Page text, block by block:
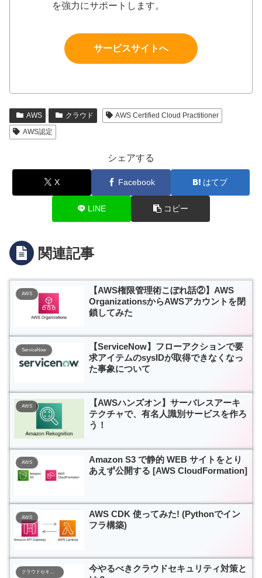
を強力にサポートします。
サービスサイトへ
AWS クラウド
AWS Certified Cloud Practitioner
AWS認定
シェアする
X Facebook はてブ
LINE コピー
関連記事
AWS
【AWS権限管理術こぼれ話②】AWS
OrganizationsからAWSアカウントを閉
鎖してみた
ServiceNow
【ServiceNow】フローアクションで要
求アイテムのsysIDが取得できなくなっ
た事象について
AWS
【AWSハンズオン】サーバレスアーキ
テクチャで、有名人識別サービスを作ろ
う！
AWS
Amazon S3 で静的 WEB サイトをとり
あえず公開する [AWS CloudFormation]
AWS
AWS CDK 使ってみた! (Pythonでイン
フラ構築)
クラウドセキュリティ
今やるべきクラウドセキュリティ対策と